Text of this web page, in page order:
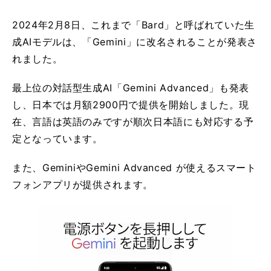
2024年2月8日、これまで「Bard」と呼ばれていた生
成AIモデルは、「Gemini」に改名されることが発表さ
れました。
最上位の対話型生成AI「Gemini Advanced」も発表
し、日本では月額2900円で提供を開始しました。現
在、言語は英語のみですが順次日本語にも対応する予
定となっています。
また、GeminiやGemini Advanced が使えるスマート
フォンアプリが提供されます。